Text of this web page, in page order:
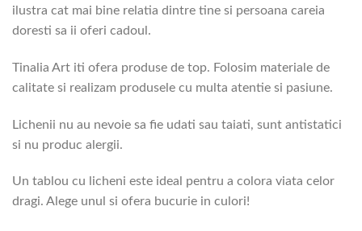
ilustra cat mai bine relatia dintre tine si persoana careia
doresti sa ii oferi cadoul.
Tinalia Art iti ofera produse de top. Folosim materiale de
calitate si realizam produsele cu multa atentie si pasiune.
Lichenii nu au nevoie sa fie udati sau taiati, sunt antistatici
si nu produc alergii.
Un tablou cu licheni este ideal pentru a colora viata celor
dragi. Alege unul si ofera bucurie in culori!